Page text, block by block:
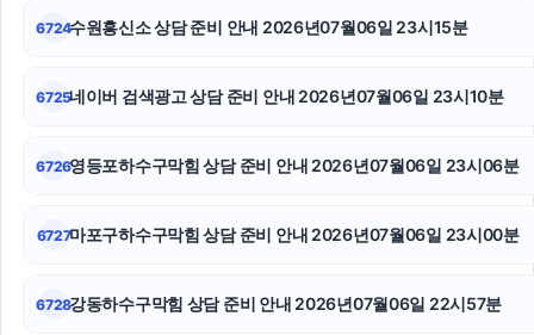
아고다할인코드
동작구하수구막힘
흥신소
6724수원흥신소 상담 준비 안내 2026년07월06일 23시15분
6725네이버 검색광고 상담 준비 안내 2026년07월06일 23시10분
6726영등포하수구막힘 상담 준비 안내 2026년07월06일 23시06분
6727마포구하수구막힘 상담 준비 안내 2026년07월06일 23시00분
6728강동하수구막힘 상담 준비 안내 2026년07월06일 22시57분